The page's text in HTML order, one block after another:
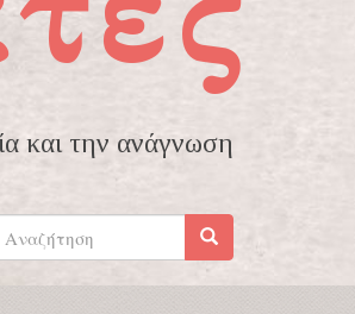
και την ανάγνωση
αναζήτησης
Αναζήτηση